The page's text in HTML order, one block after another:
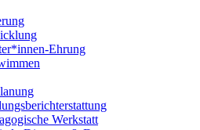
Ehrung
Werkstatt